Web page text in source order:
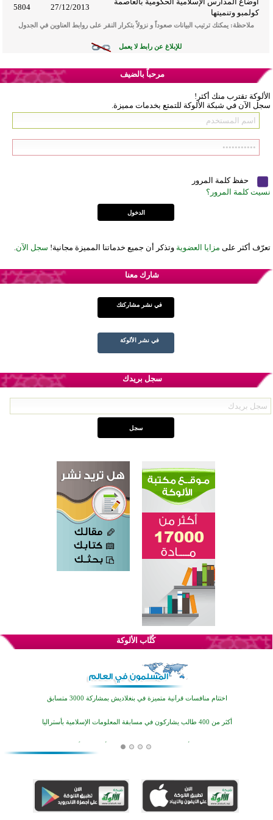
كولمبو وتنميتها
27/12/2013
5804
ملاحظة: يمكنك ترتيب البيانات صعوداً و نزولاً بتكرار النقر على روابط العناوين في الجدول
للإبلاغ عن رابط لا يعمل
مرحباً بالضيف
الألوكة تقترب منك أكثر!
سجل الآن في شبكة الألوكة للتمتع بخدمات مميزة.
حفظ كلمة المرور
نسيت كلمة المرور؟
تعرّف أكثر على مزايا العضوية وتذكر أن جميع خدماتنا المميزة مجانية! سجل الآن.
شارك معنا
في نشر مشاركتك
في نشر الألوكة
سجل بريدك
كُتَّاب الألوكة
اختتام الدورة التاسعة لمسابقة حفظ وتلاوة القرآن الكريم في أزناكاييف
تيسليتش تختتم برنامجا تعليميا لتعزيز القيم وبناء الشخصية للشباب المسلمين
اختتام منافسات قرآنية متميزة في بنغلاديش بمشاركة 3000 متسابق
أكثر من 400 طالب يشاركون في مسابقة المعلومات الإسلامية بأستراليا
افتتاح تاريخي لأول مسجد في بلييفليا بالجبل الأسود منذ أكثر من قرن
أكبر مشروع إسلامي في ريف أستراليا يفتتح أبوابه بعد سنوات من العمل والعطاء